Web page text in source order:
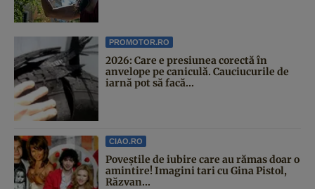
PROMOTOR.RO
2026: Care e presiunea corectă în
anvelope pe caniculă. Cauciucurile de
iarnă pot să facă...
CIAO.RO
Poveştile de iubire care au rămas doar o
amintire! Imagini tari cu Gina Pistol,
Răzvan...